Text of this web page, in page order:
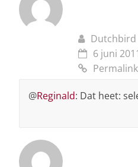
Dutchbird
6 juni
Permalink
@Reginald: Dat heet: